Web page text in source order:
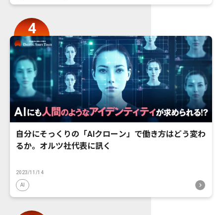
自分にそっくりの「AIクローン」で働き方はどう変わ
るか。オルツ社代表に訊く
2023/11/14
AI